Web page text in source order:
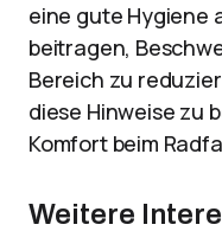
eine gute Hygiene
beitragen,
Bereich zu
diese Hinweise zu
Komfort beim
Weitere